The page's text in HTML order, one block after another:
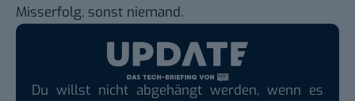
Misserfolg, sonst niemand.
Du willst nicht abgehängt werden, wenn es